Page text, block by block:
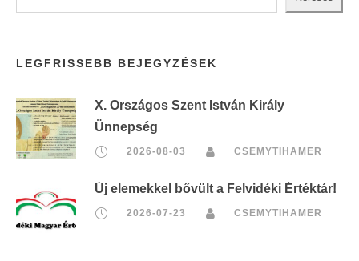
LEGFRISSEBB BEJEGYZÉSEK
X. Országos Szent István Király
Ünnepség
2026-08-03 CSEMYTIHAMER
Új elemekkel bővült a Felvidéki Értéktár!
2026-07-23 CSEMYTIHAMER